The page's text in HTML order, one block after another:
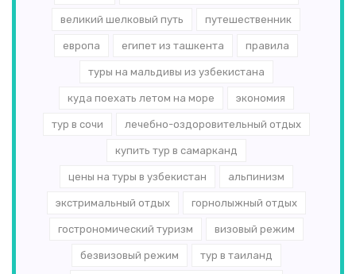
великий шелковый путь путешественник
европа египет из ташкента правила
туры на мальдивы из узбекистана
куда поехать летом на море экономия
тур в сочи лечебно-оздоровительный отдых
купить тур в самарканд
цены на туры в узбекистан альпинизм
экстримальный отдых горнолыжный отдых
гострономический туризм визовый режим
безвизовый режим тур в таиланд